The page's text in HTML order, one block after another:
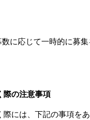
に応じて一時的に募
際の注意事項
際には、下記の事項を